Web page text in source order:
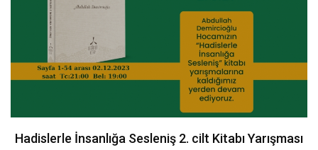
Hadislerle İnsanlığa Sesleniş 2. cilt Kitabı Yarışması